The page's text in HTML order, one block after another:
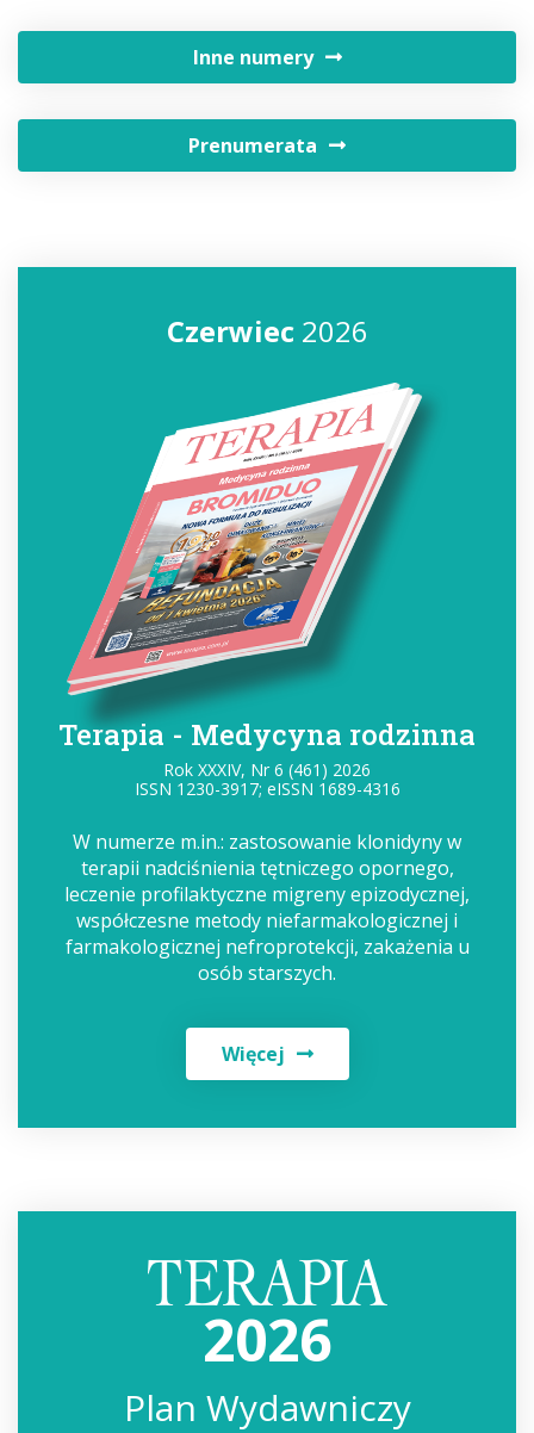
Inne numery
Prenumerata
Czerwiec2026
Terapia - Medycyna rodzinna
Rok XXXIV, Nr 6 (461) 2026
ISSN 1230-3917; eISSN 1689-4316
W numerze m.in.: zastosowanie klonidyny w
terapii nadciśnienia tętniczego opornego,
leczenie profilaktyczne migreny epizodycznej,
współczesne metody niefarmakologicznej i
farmakologicznej nefroprotekcji, zakażenia u
osób starszych.
Więcej
2026
Plan Wydawniczy